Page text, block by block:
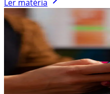
Ler matéria